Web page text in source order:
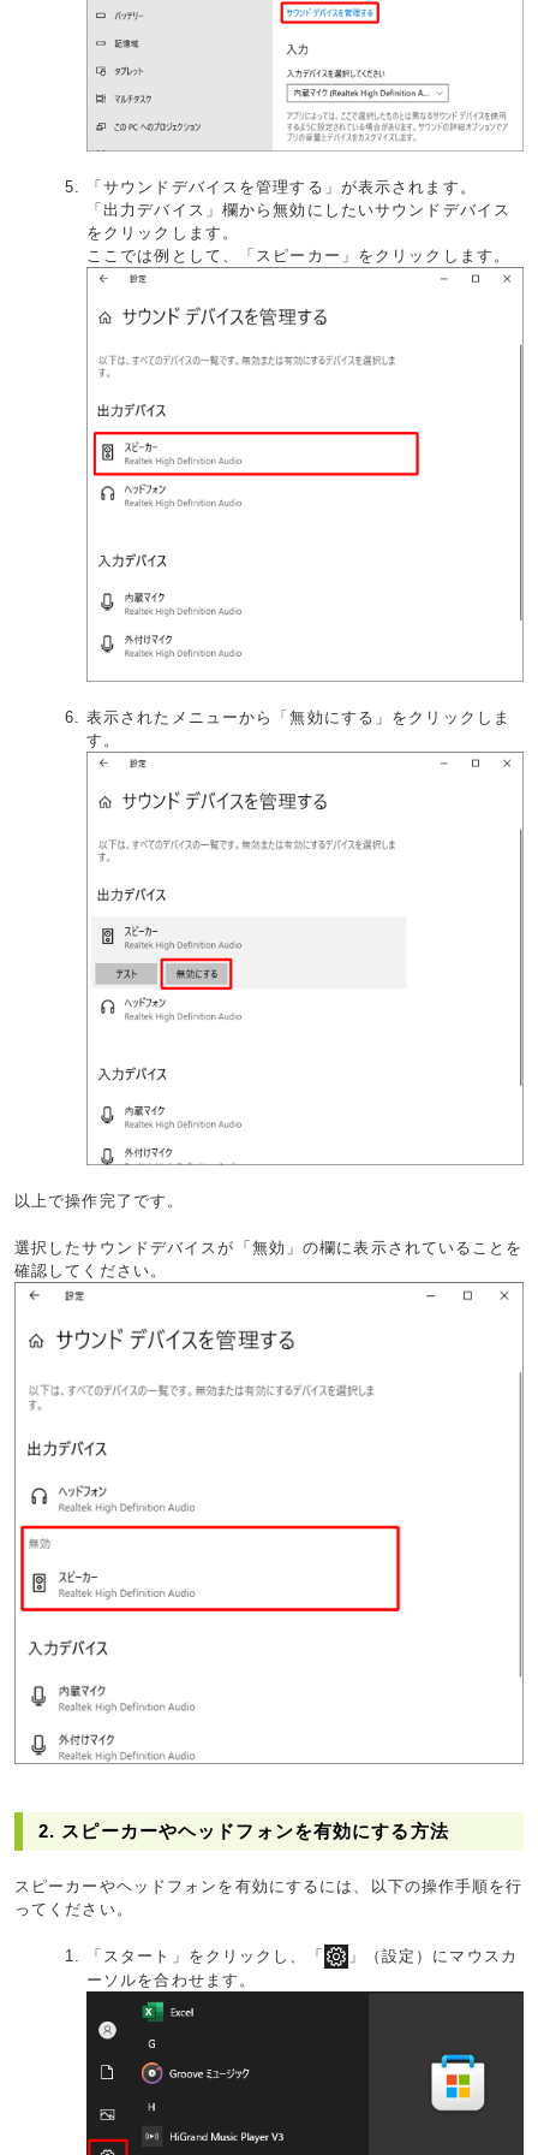
「サウンドデバイスを管理する」が表示されます。
「出力デバイス」欄から無効にしたいサウンドデバイス
をクリックします。
ここでは例として、「スピーカー」をクリックします。
表示されたメニューから「無効にする」をクリックしま
す。
以上で操作完了です。
選択したサウンドデバイスが「無効」の欄に表示されていることを
確認してください。
2. スピーカーやヘッドフォンを有効にする方法
スピーカーやヘッドフォンを有効にするには、以下の操作手順を行
ってください。
「スタート」をクリックし、「
」（設定）にマウスカ
ーソルを合わせます。